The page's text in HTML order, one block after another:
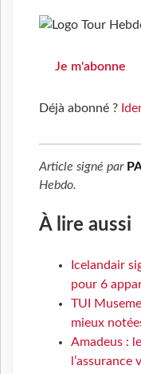
Je m'abonne
Déjà abonné ?
Article signé par
Hebdo.
À lire aussi
Icelandair
pour 6
TUI
mieux
Amadeus :
l’assurance